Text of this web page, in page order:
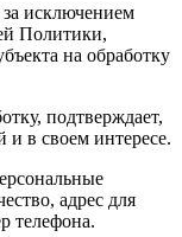
за исключением
Политики,
на обработку
подтверждает,
и в своем интересе.
адрес для
телефона.